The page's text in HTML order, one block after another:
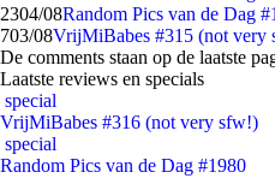
2304/08Random Pics van de Dag
703/08VrijMiBabes #315 (not very
De comments staan op de laatste
Laatste reviews en specials
special
VrijMiBabes #316 (not very sfw!)
special
Random Pics van de Dag #1980